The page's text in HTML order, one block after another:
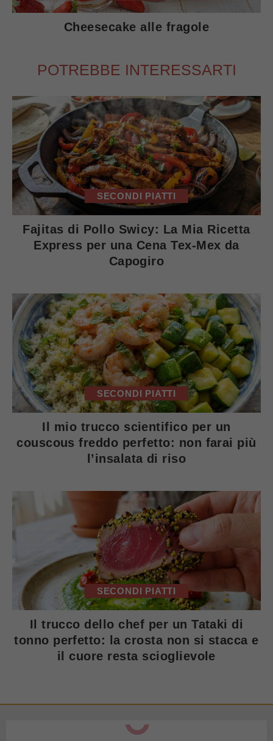
Cheesecake alle fragole
POTREBBE INTERESSARTI
SECONDI PIATTI
Fajitas di Pollo Swicy: La Mia Ricetta
Express per una Cena Tex-Mex da
Capogiro
SECONDI PIATTI
Il mio trucco scientifico per un
couscous freddo perfetto: non farai più
l’insalata di riso
SECONDI PIATTI
Il trucco dello chef per un Tataki di
tonno perfetto: la crosta non si stacca e
il cuore resta scioglievole